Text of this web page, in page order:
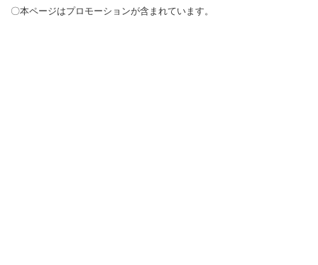
〇本ページはプロモーションが含まれています。